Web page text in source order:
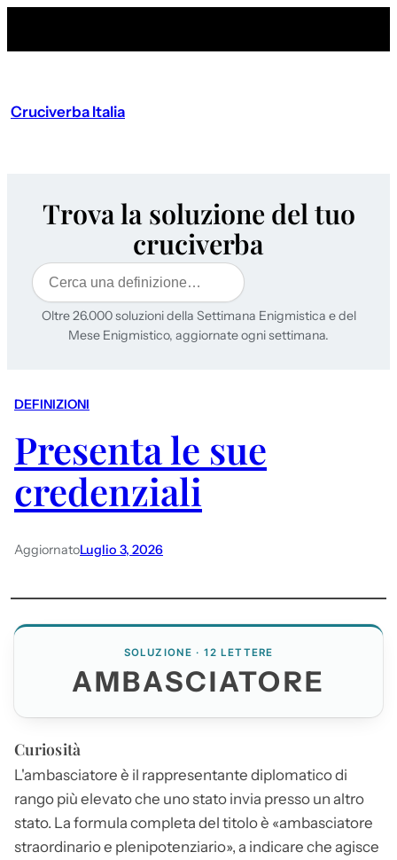
Cruciverba Italia
Trova la soluzione del tuo
cruciverba
Cerca
Oltre 26.000 soluzioni della Settimana Enigmistica e del
Mese Enigmistico, aggiornate ogni settimana.
DEFINIZIONI
Presenta le sue
credenziali
AggiornatoLuglio 3, 2026
SOLUZIONE · 12 LETTERE
AMBASCIATORE
Curiosità
L'ambasciatore è il rappresentante diplomatico di
rango più elevato che uno stato invia presso un altro
stato. La formula completa del titolo è «ambasciatore
straordinario e plenipotenziario», a indicare che agisce